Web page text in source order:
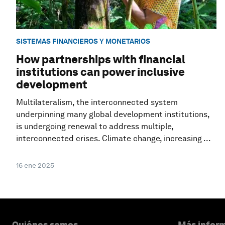
SISTEMAS FINANCIEROS Y MONETARIOS
How partnerships with financial
institutions can power inclusive
development
Multilateralism, the interconnected system
underpinning many global development institutions,
is undergoing renewal to address multiple,
interconnected crises. Climate change, increasing ...
16 ene 2025